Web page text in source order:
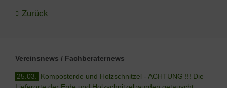
Zurück
Vereinsnews / Fachberaternews
25.03.
Komposterde und Holzschnitzel - ACHTUNG !!! Die